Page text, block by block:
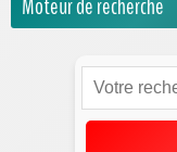
Moteur de recherche